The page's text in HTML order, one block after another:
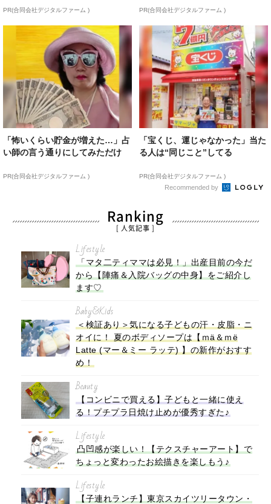
PR(合同会社デジタルファーム ) PR(合同会社デジタルファーム )
「怖いくらい貯金が増えた…」占
い師の言う通りにしてみただけ
PR(合同会社デジタルファーム )
「宝くじ、運じゃなかった」当た
る人は“同じこと”してる
PR(合同会社デジタルファーム )
Recommended by
Ranking
[ 人気記事 ]
Lifestyle
「マタ二ティママは必見！」出産目前の今だ
から【陣痛＆入院バッグの中身】をご紹介し
ます♡
Baby&Kids
＜検証あり＞気になる子どもの汗・皮脂・ニ
オイに！ 夏のボディソープは【ｍä＆ｍë
Latte (マー＆ミー ラッテ) 】の新作がおすす
め！
Beauty
【コンビニで買える】子どもと一緒に使え
る！プチプラ日焼け止めが優秀すぎた♪
Lifestyle
凸凹感が楽しい！【テクスチャーアート】で
ちょっと変わったお絵描きを楽しもう♪
Lifestyle
【子連れランチ】東京スカイツリータウン・